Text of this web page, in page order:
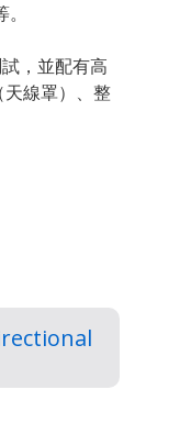
，並配有高
線罩）、整